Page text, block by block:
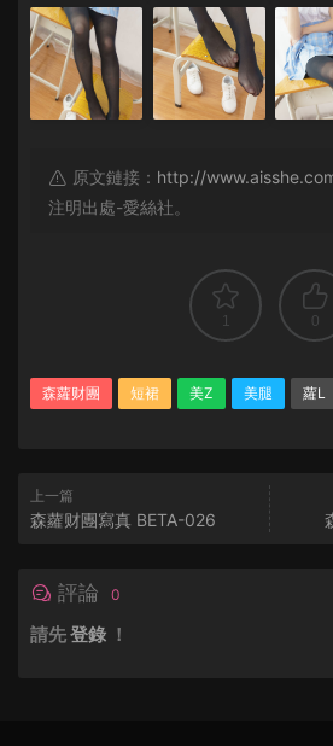
原文鏈接： http://
注明出處-愛絲社。
1 0
森蘿财團 短裙 美Z 美腿 蘿L
上一篇
森蘿财團寫真 BETA-026
評論 0
請先登錄 ！